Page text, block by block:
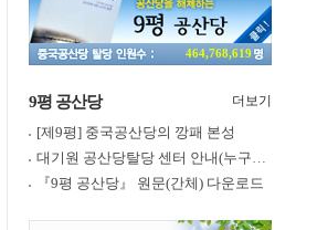
464,768,619
9평 공산당 더보기
[제9평] 중국공산당의 깡패 본성
대기원 공산당탈당 센터 안내(누구나 쉽게 退黨, 退團, 退隊 가능)
『9평 공산당』 원문(간체) 다운로드